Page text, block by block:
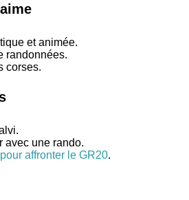
et animée.
randonnées.
corses.
avec une rando.
affronter le GR20.